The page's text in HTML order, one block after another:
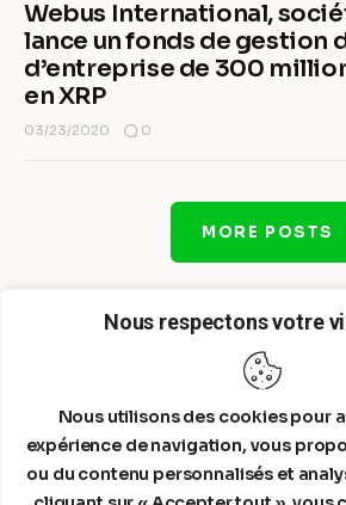
Nous respectons votre
Nous utilisons des cookies pour
expérience de navigation, vous
ou du contenu personnalisés et
Webus International,
lance un fonds de gestion
d’entreprise de 300
en XRP
03/23/2020 0
MORE POSTS